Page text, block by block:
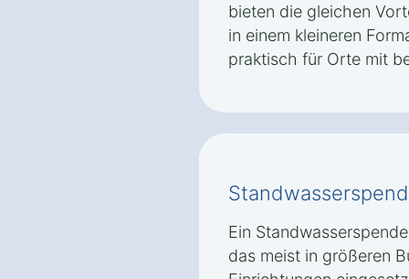
bieten die gleichen
in einem kleineren
praktisch für Orte mit
Ein
das meist in größeren